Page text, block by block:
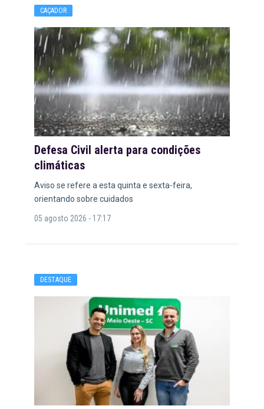
CAÇADOR
Defesa Civil alerta para condições
climáticas
Aviso se refere a esta quinta e sexta-feira,
orientando sobre cuidados
05 agosto 2026 - 17:17
DESTAQUE